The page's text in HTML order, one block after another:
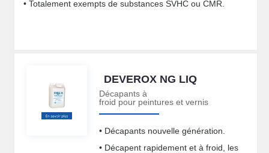
• Totalement exempts de substances SVHC ou CMR.
DEVEROX NG LIQ
Décapants à
froid pour peintures et vernis
• Décapants nouvelle génération.
• Décapent rapidement et à froid, les